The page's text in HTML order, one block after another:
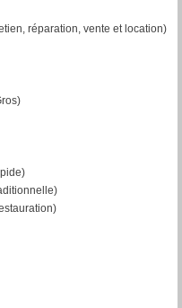
réparation, vente et location)